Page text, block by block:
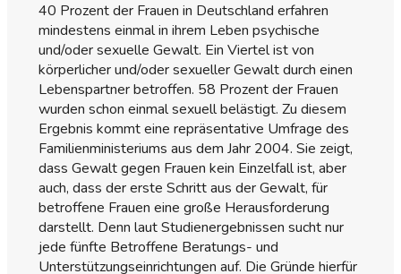
40 Prozent der Frauen in Deutschland erfahren
mindestens einmal in ihrem Leben psychische
und/oder sexuelle Gewalt. Ein Viertel ist von
körperlicher und/oder sexueller Gewalt durch einen
Lebenspartner betroffen. 58 Prozent der Frauen
wurden schon einmal sexuell belästigt. Zu diesem
Ergebnis kommt eine repräsentative Umfrage des
Familienministeriums aus dem Jahr 2004. Sie zeigt,
dass Gewalt gegen Frauen kein Einzelfall ist, aber
auch, dass der erste Schritt aus der Gewalt, für
betroffene Frauen eine große Herausforderung
darstellt. Denn laut Studienergebnissen sucht nur
jede fünfte Betroffene Beratungs- und
Unterstützungseinrichtungen auf. Die Gründe hierfür